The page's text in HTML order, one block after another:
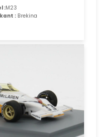
:M23
: Brekina